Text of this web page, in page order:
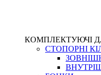
КОМПЛЕКТУЮЧІ
СТОПОРНІ